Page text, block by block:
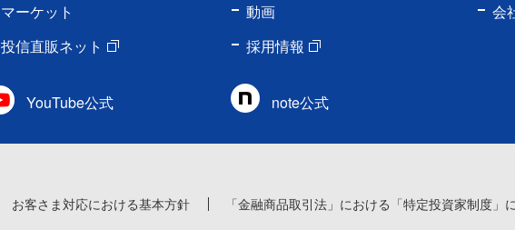
マーケット 動画
会
投信直販ネット 採用情報
YouTube公式 note公式
お客さま対応における基本方針 「金融商品取引法」における「特定投資家制度